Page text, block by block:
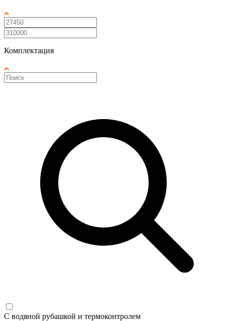
Комплектация
С водяной рубашкой и термоконтролем